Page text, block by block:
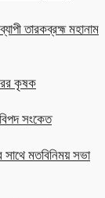
তারকব্রহ্ম মহানাম
কৃষক
সংকেত
সাথে মতবিনিময় সভা